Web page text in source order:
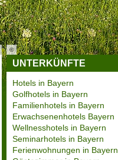
UNTERKÜNFTE
Hotels in Bayern
Golfhotels in Bayern
Familienhotels in Bayern
Erwachsenenhotels Bayern
Wellnesshotels in Bayern
Seminarhotels in Bayern
Ferienwohnungen in Bayern
©
Ammergauer Alpen GmbH